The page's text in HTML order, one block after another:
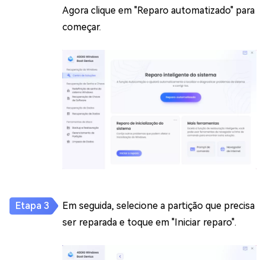
Agora clique em "Reparo automatizado" para
começar.
Em seguida, selecione a partição que precisa
ser reparada e toque em "Iniciar reparo".